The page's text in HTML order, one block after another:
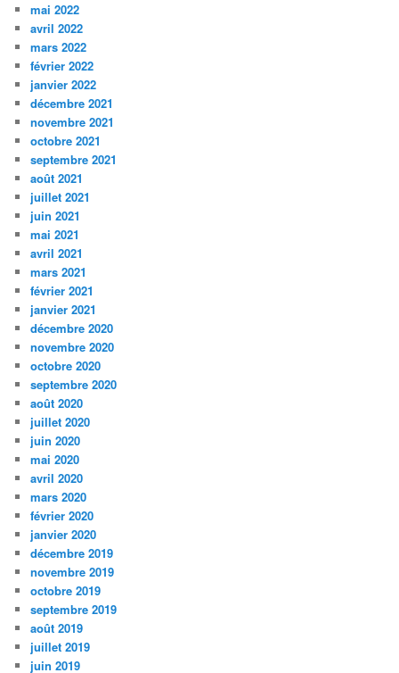
mai 2022
avril 2022
mars 2022
février 2022
janvier 2022
décembre 2021
novembre 2021
octobre 2021
septembre 2021
août 2021
juillet 2021
juin 2021
mai 2021
avril 2021
mars 2021
février 2021
janvier 2021
décembre 2020
novembre 2020
octobre 2020
septembre 2020
août 2020
juillet 2020
juin 2020
mai 2020
avril 2020
mars 2020
février 2020
janvier 2020
décembre 2019
novembre 2019
octobre 2019
septembre 2019
août 2019
juillet 2019
juin 2019